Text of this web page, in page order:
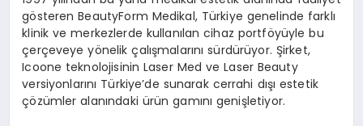
gösteren BeautyForm Medikal, Türkiye genelinde farklı
klinik ve merkezlerde kullanılan cihaz portföyüyle bu
çerçeveye yönelik çalışmalarını sürdürüyor. Şirket,
Icoone teknolojisinin Laser Med ve Laser Beauty
versiyonlarını Türkiye’de sunarak cerrahi dışı estetik
çözümler alanındaki ürün gamını genişletiyor.